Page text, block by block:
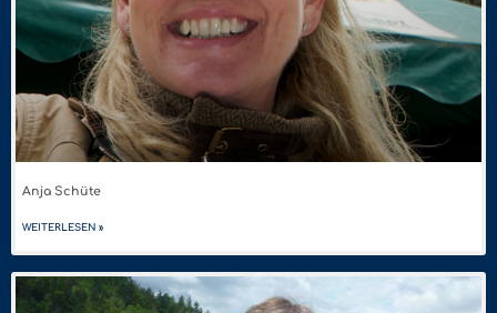
Anja Schüte
WEITERLESEN »